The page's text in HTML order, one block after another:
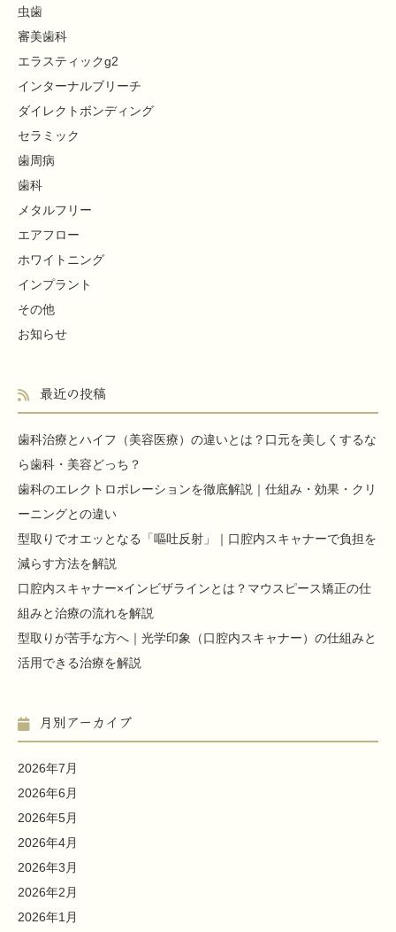
虫歯
審美歯科
エラスティックg2
インターナルブリーチ
ダイレクトボンディング
セラミック
歯周病
歯科
メタルフリー
エアフロー
ホワイトニング
インプラント
その他
お知らせ
最近の投稿
歯科治療とハイフ（美容医療）の違いとは？口元を美しくするな
ら歯科・美容どっち？
歯科のエレクトロポレーションを徹底解説｜仕組み・効果・クリ
ーニングとの違い
型取りでオエッとなる「嘔吐反射」｜口腔内スキャナーで負担を
減らす方法を解説
口腔内スキャナー×インビザラインとは？マウスピース矯正の仕
組みと治療の流れを解説
型取りが苦手な方へ｜光学印象（口腔内スキャナー）の仕組みと
活用できる治療を解説
月別アーカイブ
2026年7月
2026年6月
2026年5月
2026年4月
2026年3月
2026年2月
2026年1月